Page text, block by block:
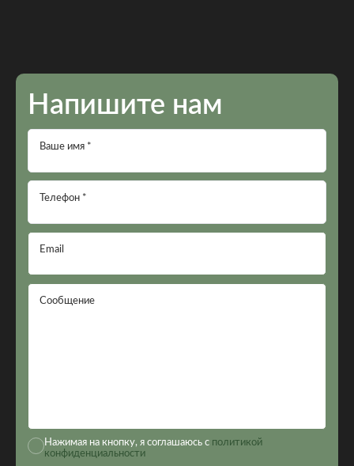
Напишите нам
Ваше имя *
Телефон *
Email
Сообщение
Нажимая на кнопку, я соглашаюсь с политикой
конфиденциальности